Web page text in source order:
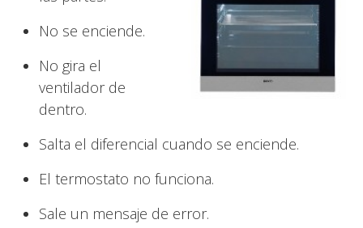
No se enciende.
No gira el
ventilador de
dentro.
Salta el diferencial cuando se enciende.
El termostato no funciona.
Sale un mensaje de error.